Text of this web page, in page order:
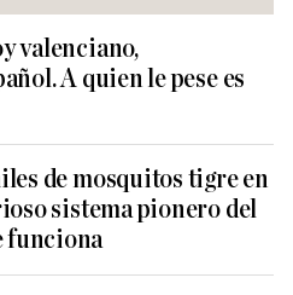
valenciano,
A quien le pese es
de mosquitos tigre en
sistema pionero del
funciona